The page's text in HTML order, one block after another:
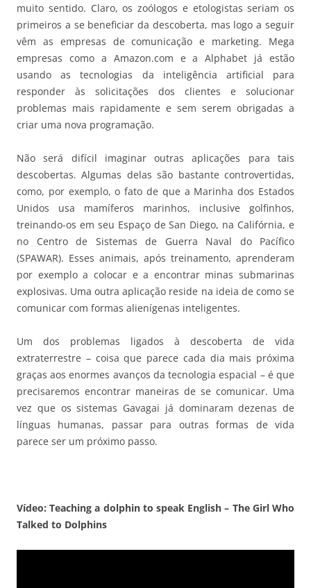
muito sentido. Claro, os zoólogos e etologistas seriam os
primeiros a se beneficiar da descoberta, mas logo a seguir
vêm as empresas de comunicação e marketing. Mega
empresas como a Amazon.com e a Alphabet já estão
usando as tecnologias da inteligência artificial para
responder às solicitações dos clientes e solucionar
problemas mais rapidamente e sem serem obrigadas a
criar uma nova programação.
Não será difícil imaginar outras aplicações para tais
descobertas. Algumas delas são bastante controvertidas,
como, por exemplo, o fato de que a Marinha dos Estados
Unidos usa mamíferos marinhos, inclusive golfinhos,
treinando-os em seu Espaço de San Diego, na Califórnia, e
no Centro de Sistemas de Guerra Naval do Pacífico
(SPAWAR). Esses animais, após treinamento, aprenderam
por exemplo a colocar e a encontrar minas submarinas
explosivas. Uma outra aplicação reside na ideia de como se
comunicar com formas alienígenas inteligentes.
Um dos problemas ligados à descoberta de vida
extraterrestre – coisa que parece cada dia mais próxima
graças aos enormes avanços da tecnologia espacial – é que
precisaremos encontrar maneiras de se comunicar. Uma
vez que os sistemas Gavagai já dominaram dezenas de
línguas humanas, passar para outras formas de vida
parece ser um próximo passo.
Vídeo: Teaching a dolphin to speak English – The Girl Who
Talked to Dolphins